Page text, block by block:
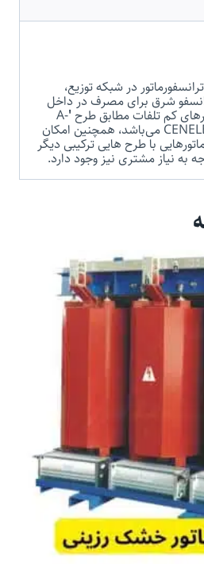
در شبکه توزیع،
شرق برای مصرف در داخل
کم تلفات مطابق طرح ′
A-
B استاندارد CENELEC HD 428 می‌باشد، همچنین امکان
با طرح هایی ترکیبی دیگر
به نیاز مشتری نیز وجود دارد.